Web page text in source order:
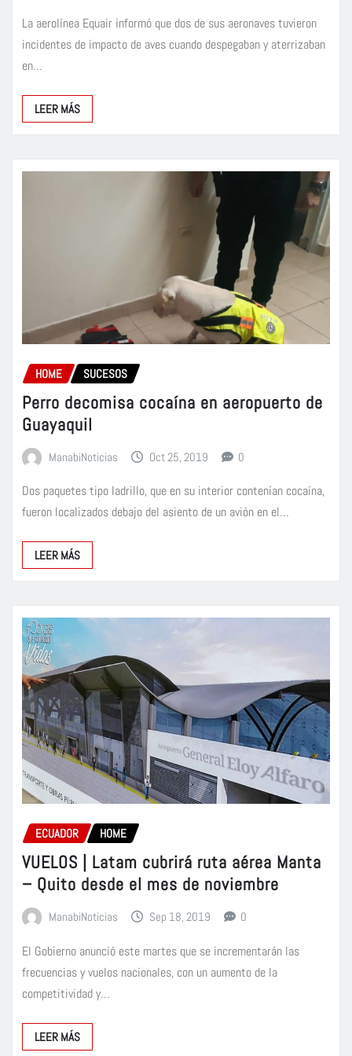
La aerolínea Equair informó que dos de sus aeronaves tuvieron
incidentes de impacto de aves cuando despegaban y aterrizaban
en…
LEER MÁS
HOME SUCESOS
Perro decomisa cocaína en aeropuerto de
Guayaquil
ManabiNoticias Oct 25, 2019 0
Dos paquetes tipo ladrillo, que en su interior contenían cocaína,
fueron localizados debajo del asiento de un avión en el…
LEER MÁS
ECUADOR HOME
VUELOS | Latam cubrirá ruta aérea Manta
– Quito desde el mes de noviembre
ManabiNoticias Sep 18, 2019 0
El Gobierno anunció este martes que se incrementarán las
frecuencias y vuelos nacionales, con un aumento de la
competitividad y…
LEER MÁS